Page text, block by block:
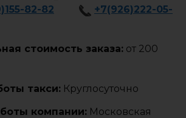
82-82
+7(926)222-05-
стоимость заказа: от 200
такси: Круглосуточно
компании: Московская